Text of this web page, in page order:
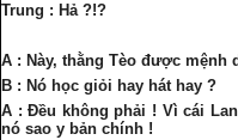
Trung : Hả ?!?
A : Này, thằng Tèo được mệnh
B : Nó học giỏi hay hát hay ?
A : Đều không phải ! Vì cái
nó sao y bản chính !